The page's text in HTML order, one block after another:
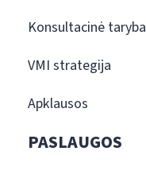
Konsultacinė taryba
VMI strategija
Apklausos
PASLAUGOS